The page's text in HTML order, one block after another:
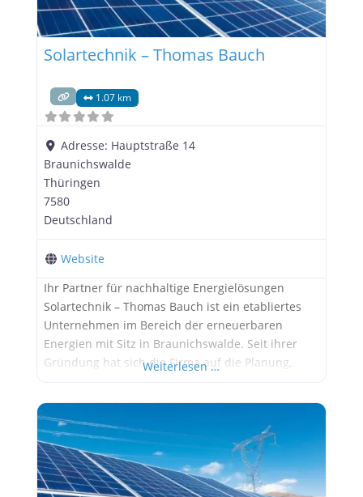
Solartechnik – Thomas Bauch
1.07 km
Adresse: Hauptstraße 14
Braunichswalde
Thüringen
7580
Deutschland
Website
Ihr Partner für nachhaltige Energielösungen
Solartechnik – Thomas Bauch ist ein etabliertes
Unternehmen im Bereich der erneuerbaren
Energien mit Sitz in Braunichswalde. Seit ihrer
Gründung hat sich die Firma auf die Planung,
und Kundenzufriedenheit bietet Solartechnik –
Thomas Bauch maßgeschneiderte Lösungen für
Privat- und Geschäftskunden. Unsere Mission
Unsere
Weiterlesen …